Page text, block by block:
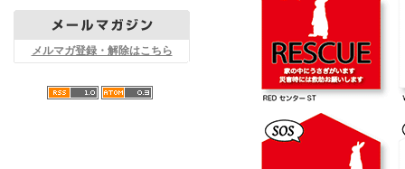
メルマガ登録・解除はこちら